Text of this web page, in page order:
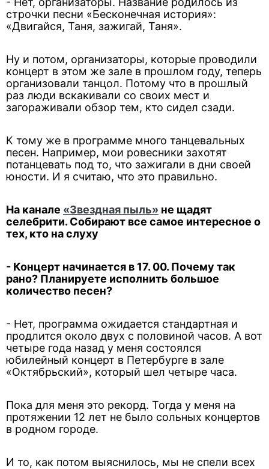
строчки песни «Бесконечная история»:
«Двигайся, Таня, зажигай, Таня».
Ну и потом, организаторы, которые проводили
концерт в этом же зале в прошлом году, теперь
организовали танцол. Потому что в прошлый
раз люди вскакивали со своих мест и
загораживали обзор тем, кто сидел сзади.
К тому же в программе много танцевальных
песен. Например, мои ровесники захотят
потанцевать под то, что зажигали в дни своей
юности. И я считаю, что это правильно.
На канале «Звездная пыль» не щадят
селебрити. Собирают все самое интересное о
тех, кто на слуху
- Концерт начинается в 17. 00. Почему так
рано? Планируете исполнить большое
количество песен?
- Нет, программа ожидается стандартная и
продлится около двух с половиной часов. А вот
четыре года назад у меня состоялся
юбилейный концерт в Петербурге в зале
«Октябрьский», который шел четыре часа.
Пока для меня это рекорд. Тогда у меня на
протяжении 12 лет не было сольных концертов
в родном городе.
И то, как потом выяснилось, мы не спели всех